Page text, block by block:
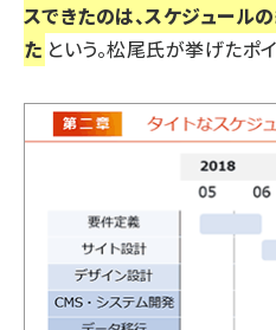
スできたのは、スケジュール
た という。松尾氏が挙げたポ